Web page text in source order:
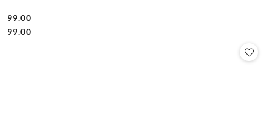
Cena:
99.00
Cena:
99.00